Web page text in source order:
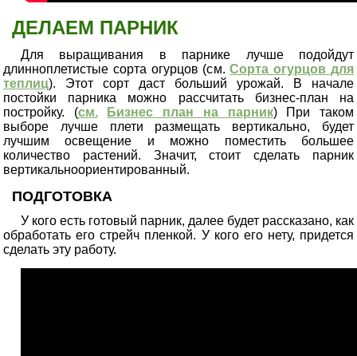
ДЕЛАЕМ ПАРНИК
Для выращивания в парнике лучше подойдут
длинноплетистые сорта огурцов (см.Сорта огурцов для
теплиц). Этот сорт даст больший урожай. В начале
постойки парника можно рассчитать бизнес-план на
постройку. (см. Бизнес план на парник) При таком
выборе лучше плети размещать вертикально, будет
лучшим освещение и можно поместить большее
количество растений. Значит, стоит сделать парник
вертикальноориентированный.
ПОДГОТОВКА
У кого есть готовый парник, далее будет рассказано, как
обработать его стрейч пленкой. У кого его нету, придется
сделать эту работу.